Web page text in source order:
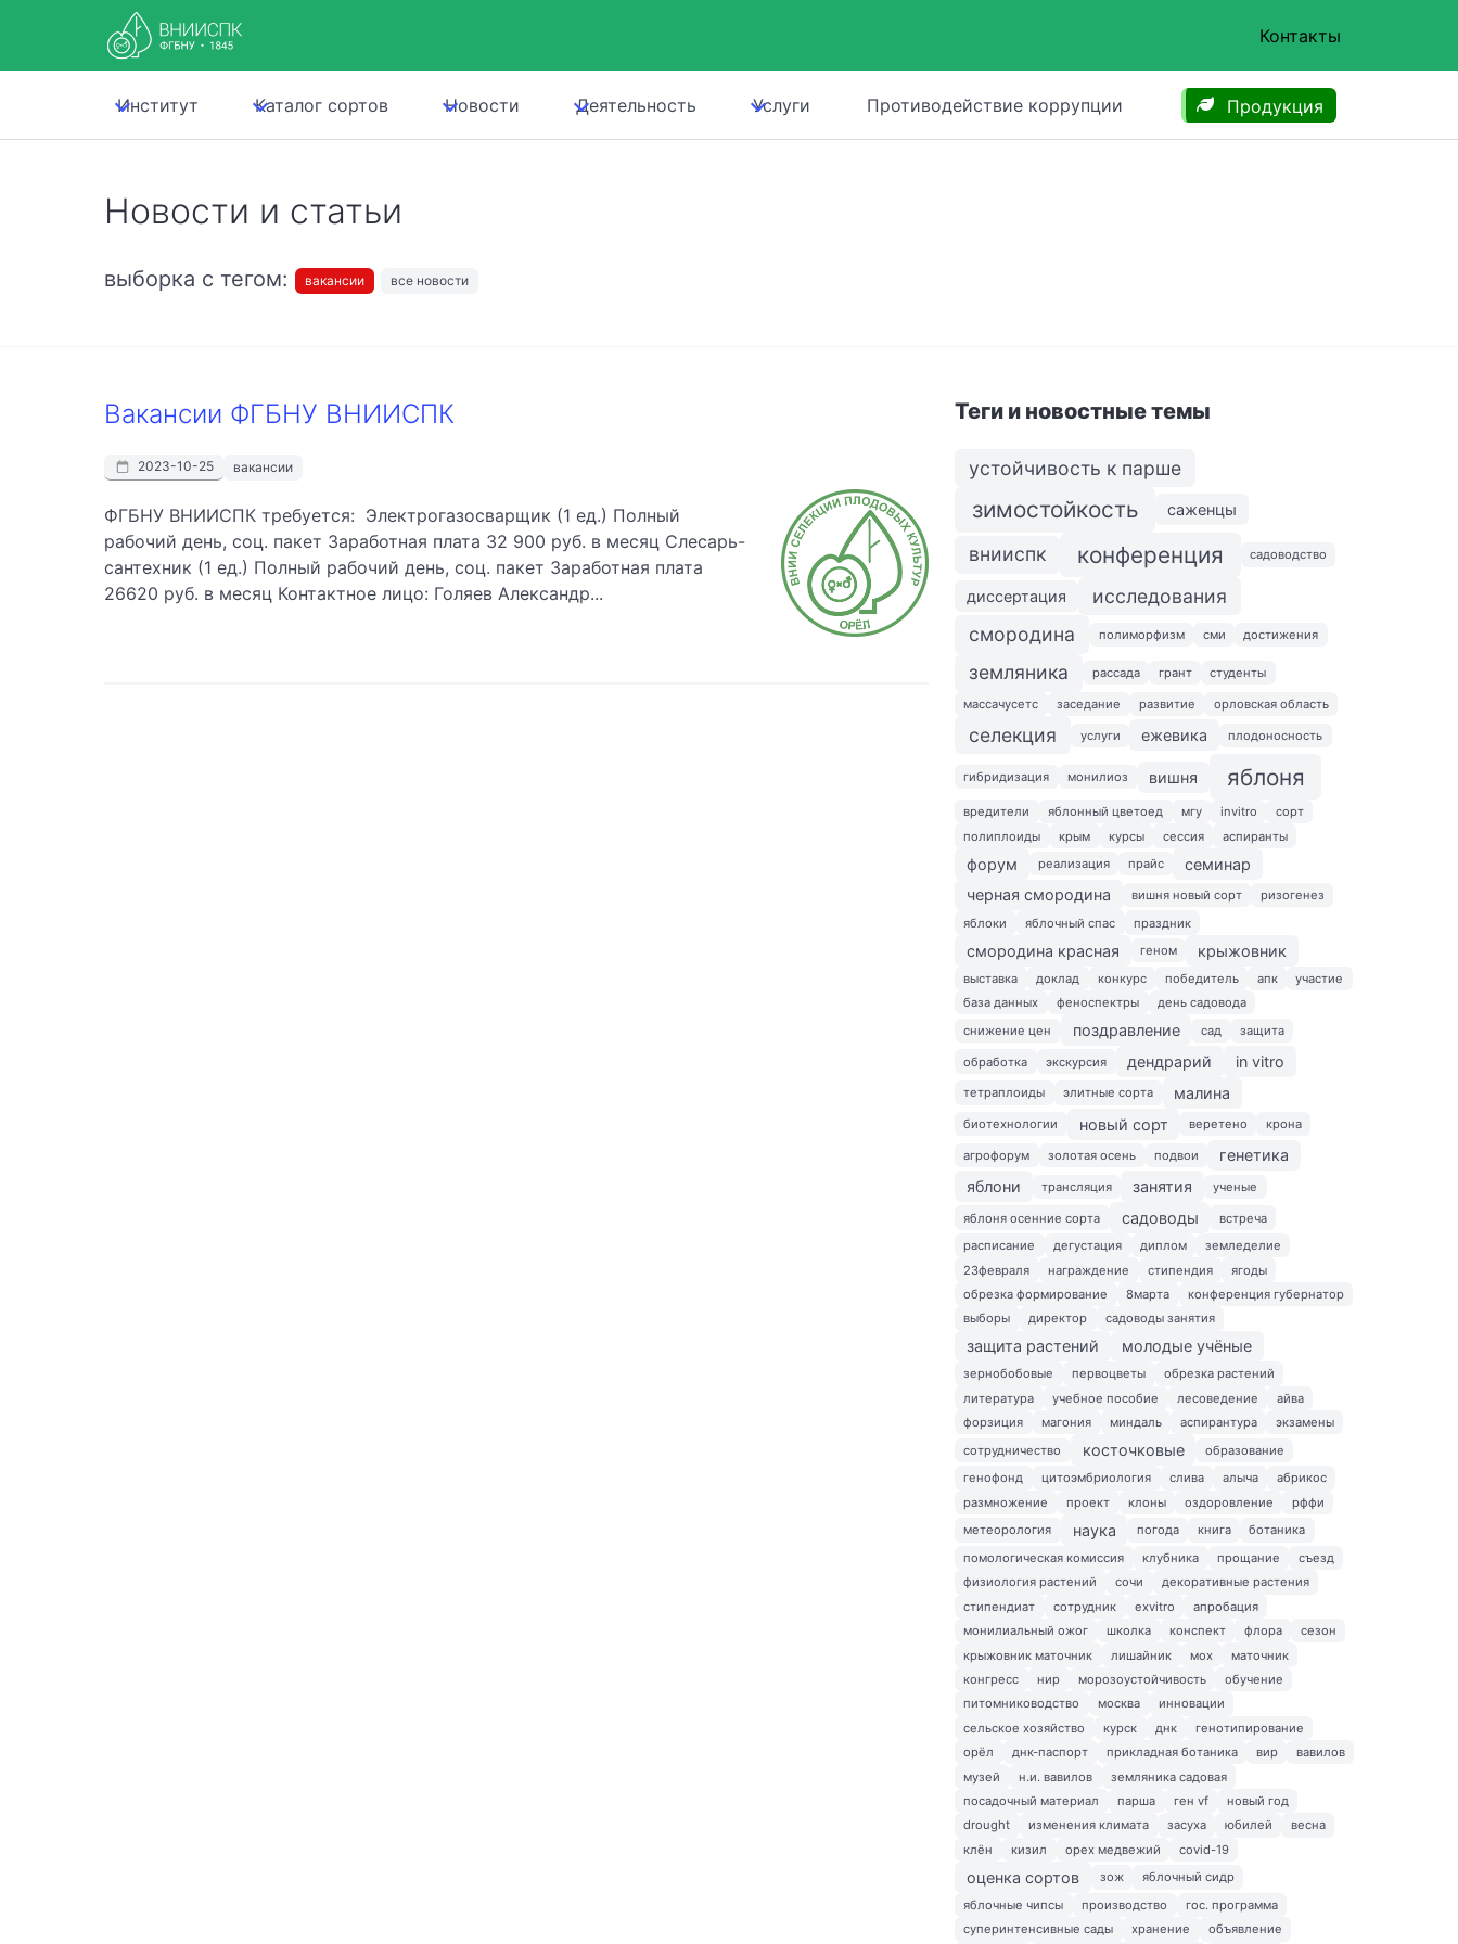
Контакты
Институт Каталог сортов Новости Деятельность Услуги Противодействие коррупции Продукция
Новости и статьи
выборка с тегом: вакансии все новости
Вакансии ФГБНУ ВНИИСПК
2023-10-25 вакансии
ФГБНУ ВНИИСПК требуется: Электрогазосварщик (1 ед.) Полный
рабочий день, соц. пакет Заработная плата 32 900 руб. в месяц Слесарь-
сантехник (1 ед.) Полный рабочий день, соц. пакет Заработная плата
26620 руб. в месяц Контактное лицо: Голяев Александр...
Теги и новостные темы
устойчивость к парше
зимостойкость саженцы
внииспк конференция садоводство
диссертация
исследования
смородина
полиморфизм сми достижения
земляника рассада грант студенты
массачусетс заседание развитие орловская область
селекция услуги ежевика плодоносность
гибридизация монилиоз вишня яблоня
вредители яблонный цветоед мгу invitro
сорт
полиплоиды
крым курсы сессия аспиранты
форум реализация прайс
семинар
черная смородина
вишня новый сорт
ризогенез
яблоки
яблочный спас праздник
смородина красная геном крыжовник
выставка доклад конкурс победитель апк
участие
база данных
феноспектры
день садовода
снижение цен
поздравление сад защита
обработка экскурсия дендрарий in vitro
тетраплоиды элитные сорта малина
биотехнологии новый сорт веретено крона
агрофорум золотая осень подвои
генетика
яблони
трансляция занятия ученые
яблоня осенние сорта садоводы
встреча
расписание
дегустация диплом
земледелие
23февраля
награждение стипендия
ягоды
обрезка формирование
8марта
конференция губернатор
выборы
директор садоводы занятия
защита растений молодые учёные
зернобобовые первоцветы
обрезка растений
литература
учебное пособие лесоведение
айва
форзиция
магония миндаль аспирантура
экзамены
сотрудничество
косточковые
образование
генофонд
цитоэмбриология слива алыча
абрикос
размножение
проект клоны оздоровление
рффи
метеорология
наука погода книга
ботаника
помологическая комиссия
клубника прощание
съезд
физиология растений
сочи
декоративные растения
стипендиат
сотрудник exvitro
апробация
монилиальный ожог
школка конспект флора
сезон
крыжовник маточник
лишайник мох
маточник
конгресс
нир морозоустойчивость
обучение
питомниководство
москва
инновации
сельское хозяйство
курск днк
генотипирование
орёл
днк-паспорт прикладная ботаника вир
вавилов
музей
н.и. вавилов
земляника садовая
посадочный материал
парша ген vf
новый год
drought
изменения климата засуха юбилей
весна
клён
кизил орех медвежий covid-19
оценка сортов зож
яблочный сидр
яблочные чипсы
производство
гос. программа
суперинтенсивные сады
хранение
объявление